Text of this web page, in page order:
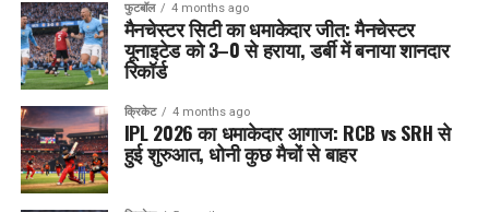
फुटबॉल 4 months ago
मैनचेस्टर सिटी का धमाकेदार जीत: मैनचेस्टर
यूनाइटेड को 3–0 से हराया, डर्बी में बनाया शानदार
रिकॉर्ड
क्रिकेट 4 months ago
IPL 2026 का धमाकेदार आगाज: RCB vs SRH से
हुई शुरुआत, धोनी कुछ मैचों से बाहर